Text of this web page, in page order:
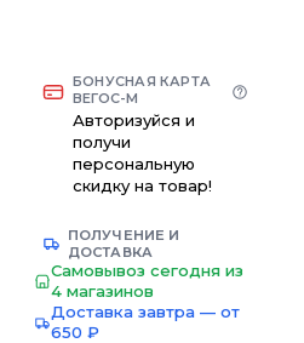
БОНУСНАЯ КАРТА
ВЕГОС-М
Авторизуйся и
получи
персональную
скидку на товар!
ПОЛУЧЕНИЕ И
ДОСТАВКА
Самовывоз сегодня из
4 магазинов
Доставка завтра — от
650 ₽